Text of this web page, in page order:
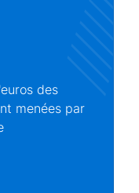
des
menées par